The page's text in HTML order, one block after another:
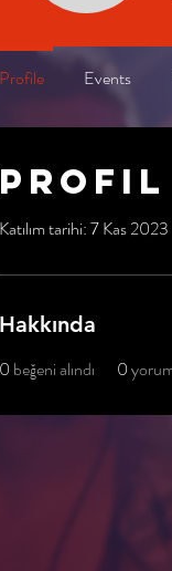
Profil
Katılım tarihi: 7 Kas 2023
Hakkında
0 beğeni alındı 0
Profile Events